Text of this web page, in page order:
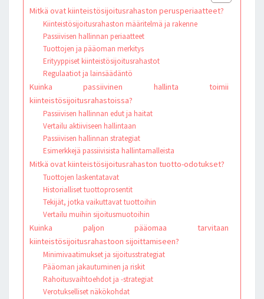
Mitkä ovat kiinteistösijoitusrahaston perusperiaatteet?
Kiinteistösijoitusrahaston määritelmä ja rakenne
Passiivisen hallinnan periaatteet
Tuottojen ja pääoman merkitys
Erityyppiset kiinteistösijoitusrahastot
Regulaatiot ja lainsäädäntö
Kuinka passiivinen hallinta toimii
kiinteistösijoitusrahastoissa?
Passiivisen hallinnan edut ja haitat
Vertailu aktiiviseen hallintaan
Passiivisen hallinnan strategiat
Esimerkkejä passiivisista hallintamalleista
Mitkä ovat kiinteistösijoitusrahaston tuotto-odotukset?
Tuottojen laskentatavat
Historialliset tuottoprosentit
Tekijät, jotka vaikuttavat tuottoihin
Vertailu muihin sijoitusmuotoihin
Kuinka paljon pääomaa tarvitaan
kiinteistösijoitusrahastoon sijoittamiseen?
Minimivaatimukset ja sijoitusstrategiat
Pääoman jakautuminen ja riskit
Rahoitusvaihtoehdot ja -strategiat
Verotukselliset näkökohdat